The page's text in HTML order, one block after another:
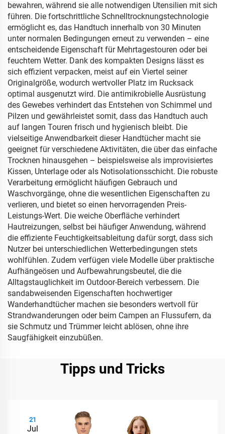
bewahren, während sie alle notwendigen Utensilien mit sich
führen. Die fortschrittliche Schnelltrocknungstechnologie
ermöglicht es, das Handtuch innerhalb von 30 Minuten
unter normalen Bedingungen erneut zu verwenden – eine
entscheidende Eigenschaft für Mehrtagestouren oder bei
feuchtem Wetter. Dank des kompakten Designs lässt es
sich effizient verpacken, meist auf ein Viertel seiner
Originalgröße, wodurch wertvoller Platz im Rucksack
optimal ausgenutzt wird. Die antimikrobielle Ausrüstung
des Gewebes verhindert das Entstehen von Schimmel und
Pilzen und gewährleistet somit, dass das Handtuch auch
auf langen Touren frisch und hygienisch bleibt. Die
vielseitige Anwendbarkeit dieser Handtücher macht sie
geeignet für verschiedene Aktivitäten, die über das einfache
Trocknen hinausgehen – beispielsweise als improvisiertes
Kissen, Unterlage oder als Notisolationsschicht. Die robuste
Verarbeitung ermöglicht häufigen Gebrauch und
Waschvorgänge, ohne die wesentlichen Eigenschaften zu
verlieren, und bietet so einen hervorragenden Preis-
Leistungs-Wert. Die weiche Oberfläche verhindert
Hautreizungen, selbst bei häufiger Anwendung, während
die effiziente Feuchtigkeitsableitung dafür sorgt, dass sich
Nutzer bei unterschiedlichen Wetterbedingungen stets
wohlfühlen. Zudem verfügen viele Modelle über praktische
Aufhängeösen und Aufbewahrungsbeutel, die die
Alltagstauglichkeit im Outdoor-Bereich verbessern. Die
sandabweisenden Eigenschaften hochwertiger
Wanderhandtücher machen sie besonders wertvoll für
Strandwanderungen oder beim Campen an Flussufern, da
sie Schmutz und Trümmer leicht ablösen, ohne ihre
Saugfähigkeit einzubüßen.
Tipps und Tricks
21
Jul